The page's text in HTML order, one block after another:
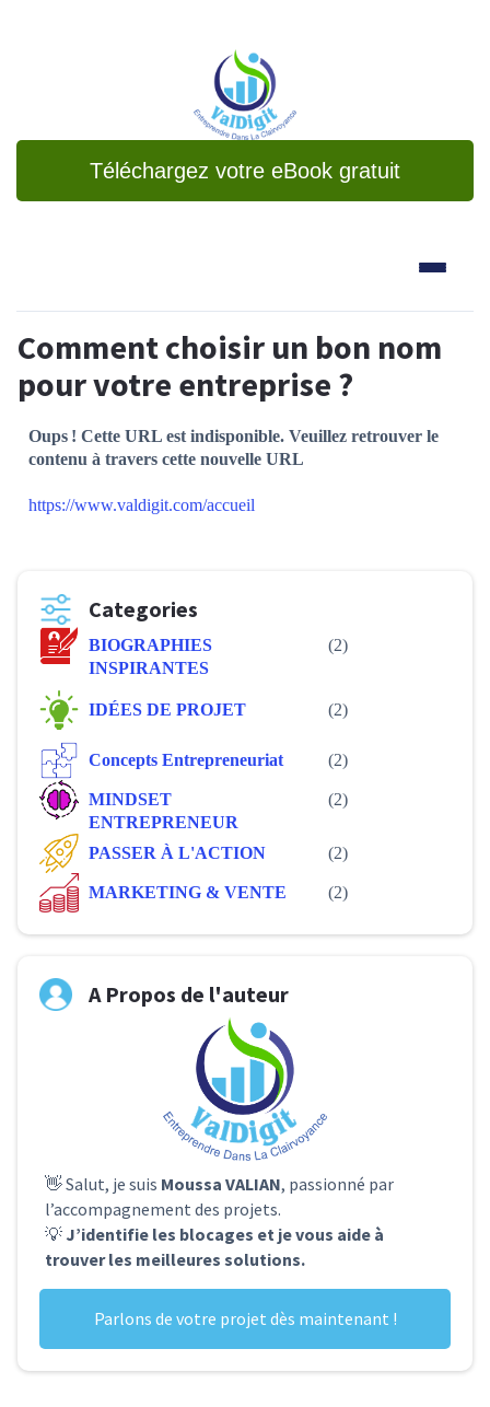
Téléchargez votre eBook gratuit
Comment choisir un bon nom
pour votre entreprise ?
Oups ! Cette URL est indisponible. Veuillez retrouver le
contenu à travers cette nouvelle URL
https://www.valdigit.com/accueil
Categories
BIOGRAPHIES
INSPIRANTES
(2)
IDÉES DE PROJET (2)
Concepts Entrepreneuriat (2)
MINDSET
ENTREPRENEUR
(2)
PASSER À L'ACTION (2)
MARKETING & VENTE (2)
A Propos de l'auteur
👋 Salut, je suis Moussa VALIAN, passionné par
l’accompagnement des projets.
💡 J’identifie les blocages et je vous aide à
trouver les meilleures solutions.
Parlons de votre projet dès maintenant !